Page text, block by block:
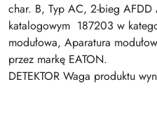
char. B, Typ AC, 2-bieg
katalogowym 187203 w
modułowa, Aparatura
przez markę EATON.
DETEKTOR Waga produktu